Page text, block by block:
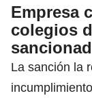
Empresa
colegios
La sanción la